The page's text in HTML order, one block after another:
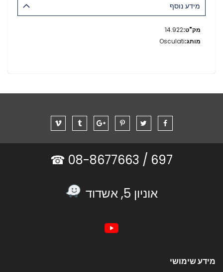
מידע נוסף
מידע
נוסף
14.922
Osculati
697 /
אוניון 5, אשדוד
מידע שימושי